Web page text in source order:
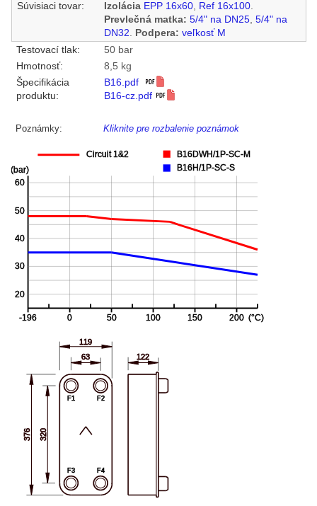
Súvisiaci tovar: Izolácia EPP 16x60, Ref 16x100.
Prevlečná matka: 5/4" na DN25, 5/4" na
DN32. Podpera: veľkosť M
Testovací tlak:
50 bar
Hmotnosť:
8,5 kg
Špecifikácia
produktu:
B16.pdf
B16-cz.pdf
Poznámky: Kliknite pre rozbalenie poznámok